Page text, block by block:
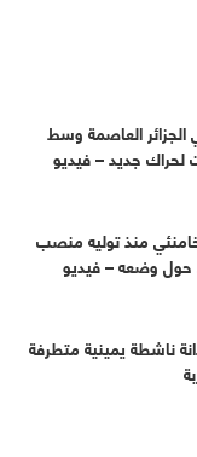
العاصمة وسط
لحراك جديد – فيديو
منذ توليه منصب
حول وضعه – فيديو
ناشطة يمينية متطرفة